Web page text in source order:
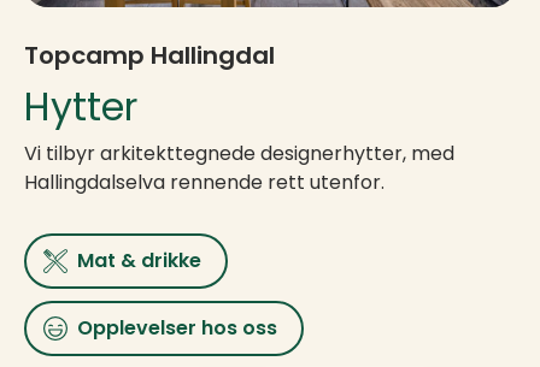
Topcamp Hallingdal
Hytter
Vi tilbyr arkitekttegnede designerhytter, med
Hallingdalselva rennende rett utenfor.
Mat & drikke
Opplevelser hos oss